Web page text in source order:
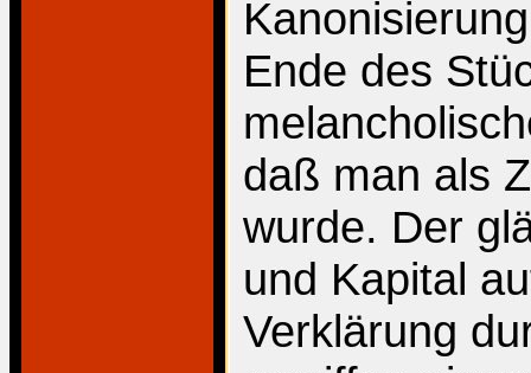
Ende des
daß man als
wurde. Der
und Kapital
Verklärung